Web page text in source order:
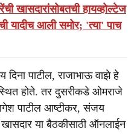
खासदारांसोबतची हायव्होल्टेज
यादीच आली समोर; 'त्या' पाच
पाटील, राजाभाऊ वाझे हे
होते. तर दुसरीकडे ओमराजे
पाटील आष्टीकर, संजय
या बैठकीसाठी ऑनलाईन